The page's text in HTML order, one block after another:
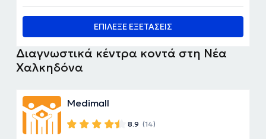
ΕΠΙΛΕΞΕ ΕΞΕΤΑΣΕΙΣ
Διαγνωστικά κέντρα κοντά στη Νέα
Χαλκηδόνα
Medimall
8.9 (14)